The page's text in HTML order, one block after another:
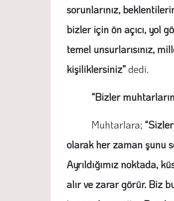
sorunlarınız,
bizler için ön açıcı, yol
temel unsurlarısınız,
kişiliklersiniz”dedi.
“Bizler
Muhtarlara;
olarak her zaman şunu
Ayrıldığımız noktada,
alır ve zarar görür. Biz